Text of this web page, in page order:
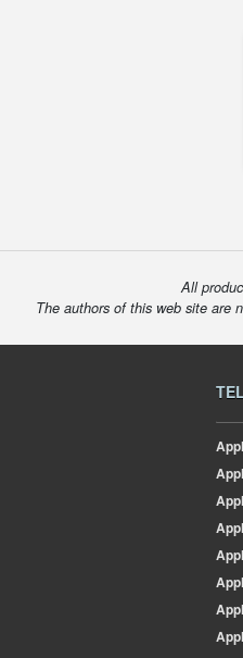
All
The authors of this web site are